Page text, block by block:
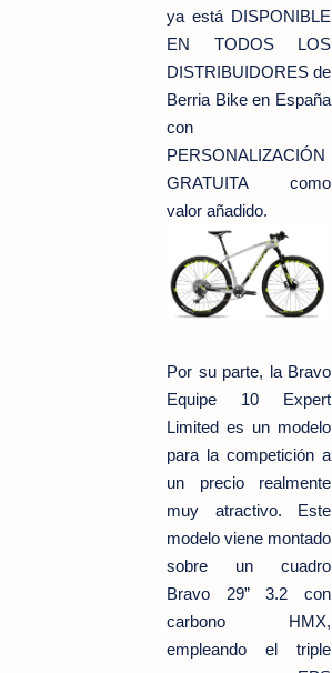
ya está DISPONIBLE
EN TODOS LOS
DISTRIBUIDORES de
Berria Bike en España
con
PERSONALIZACIÓN
GRATUITA como
valor añadido.
Por su parte, la Bravo
Equipe 10 Expert
Limited es un modelo
para la competición a
un precio realmente
muy atractivo. Este
modelo viene montado
sobre un cuadro
Bravo 29” 3.2 con
carbono HMX,
empleando el triple